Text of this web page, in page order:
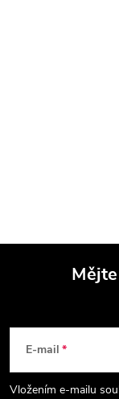
E-mail
Vložením e-mailu